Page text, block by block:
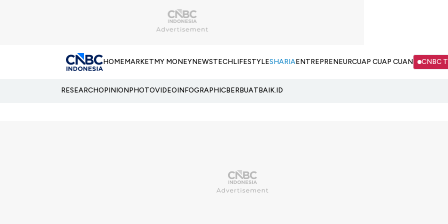
HOMEMARKETMY MONEYNEWSTECHLIFESTYLESHARIAENTREPRENEURCUAP CUAP CUAN CNBC
RESEARCHOPINIONPHOTOVIDEOINFOGRAPHICBERBUATBAIK.ID